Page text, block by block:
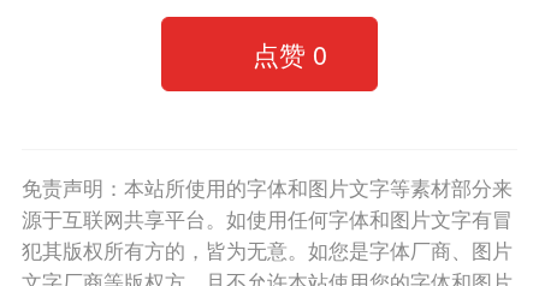
点赞 0
免责声明：本站所使用的字体和图片文字等素材部分来
源于互联网共享平台。如使用任何字体和图片文字有冒
犯其版权所有方的，皆为无意。如您是字体厂商、图片